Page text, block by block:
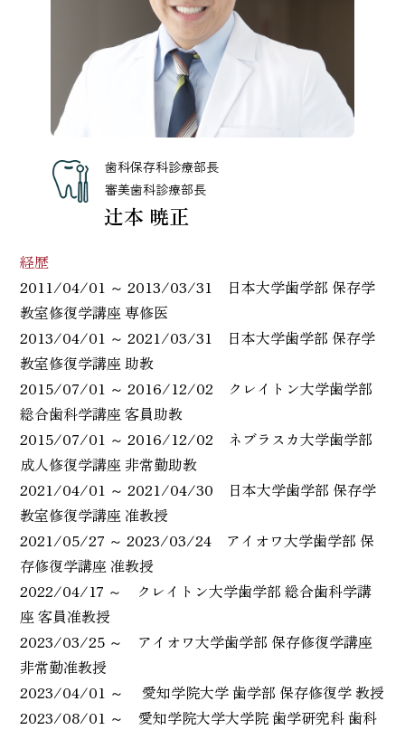
歯科保存科診療部長
審美歯科診療部長
辻本 暁正
経歴
2011/04/01 ～ 2013/03/31 日本大学歯学部 保存学
教室修復学講座 専修医
2013/04/01 ～ 2021/03/31 日本大学歯学部 保存学
教室修復学講座 助教
2015/07/01 ～ 2016/12/02 クレイトン大学歯学部
総合歯科学講座 客員助教
2015/07/01 ～ 2016/12/02 ネブラスカ大学歯学部
成人修復学講座 非常勤助教
2021/04/01 ～ 2021/04/30 日本大学歯学部 保存学
教室修復学講座 准教授
2021/05/27 ～ 2023/03/24 アイオワ大学歯学部 保
存修復学講座 准教授
2022/04/17 ～ クレイトン大学歯学部 総合歯科学講
座 客員准教授
2023/03/25 ～ アイオワ大学歯学部 保存修復学講座
非常勤准教授
2023/04/01 ～ 愛知学院大学 歯学部 保存修復学 教授
2023/08/01 ～ 愛知学院大学大学院 歯学研究科 歯科